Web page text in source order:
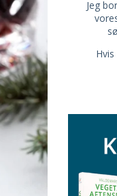
Jeg